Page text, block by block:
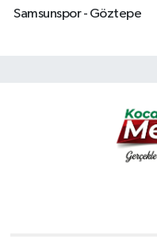
Samsunspor - Göztepe